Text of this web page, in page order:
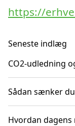
https://
Seneste indlæg
CO2-udledning
Sådan sænker
Hvordan dagens